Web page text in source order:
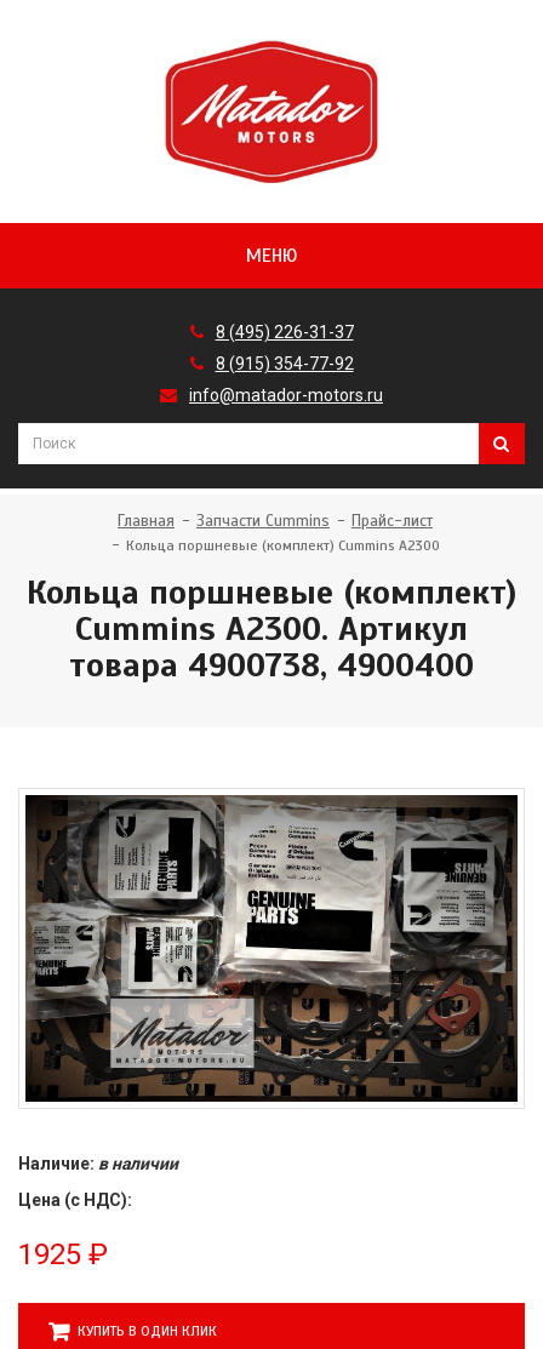
МЕНЮ
8 (495) 226-31-37
8 (915) 354-77-92
info@matador-motors.ru
Главная Запчасти Cummins Прайс-лист
Кольца поршневые (комплект) Cummins A2300
Кольца поршневые (комплект)
Cummins A2300. Артикул
товара 4900738, 4900400
Наличие: в наличии
Цена (с НДС):
1925 ₽
КУПИТЬ В ОДИН КЛИК